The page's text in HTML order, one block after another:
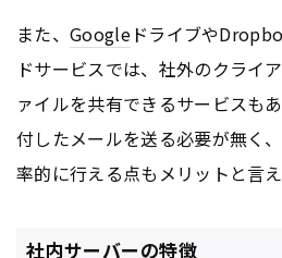
また、 Googleドライブや
ドサービスでは、社外のクライ
ァイルを共有できるサービスも
付したメールを送る必要が無く
率的に行える点もメリットと言え
社内サーバーの特徴